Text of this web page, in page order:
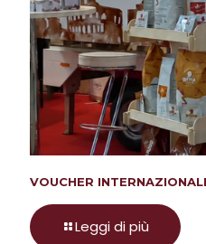
VOUCHER
Leggi di più